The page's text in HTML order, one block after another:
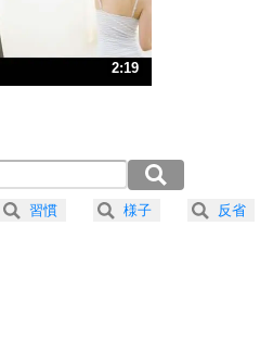
策
んとかなるもの。
30の方法
人は、怒りを優しさで表現する。
2:19
9秒）
）
）
習慣 様子 反省